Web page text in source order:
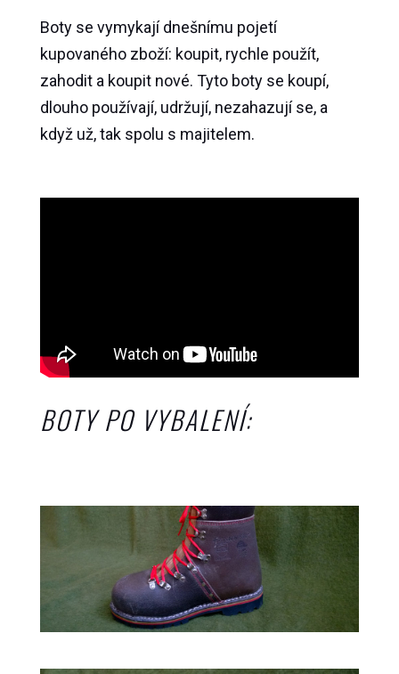
Boty se vymykají dnešnímu pojetí
kupovaného zboží: koupit, rychle použít,
zahodit a koupit nové. Tyto boty se koupí,
dlouho používají, udržují, nezahazují se, a
když už, tak spolu s majitelem.
BOTY PO VYBALENÍ: